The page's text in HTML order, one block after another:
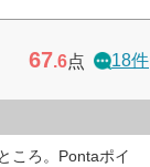
67.6点 18件
ころ。Pontaポイ